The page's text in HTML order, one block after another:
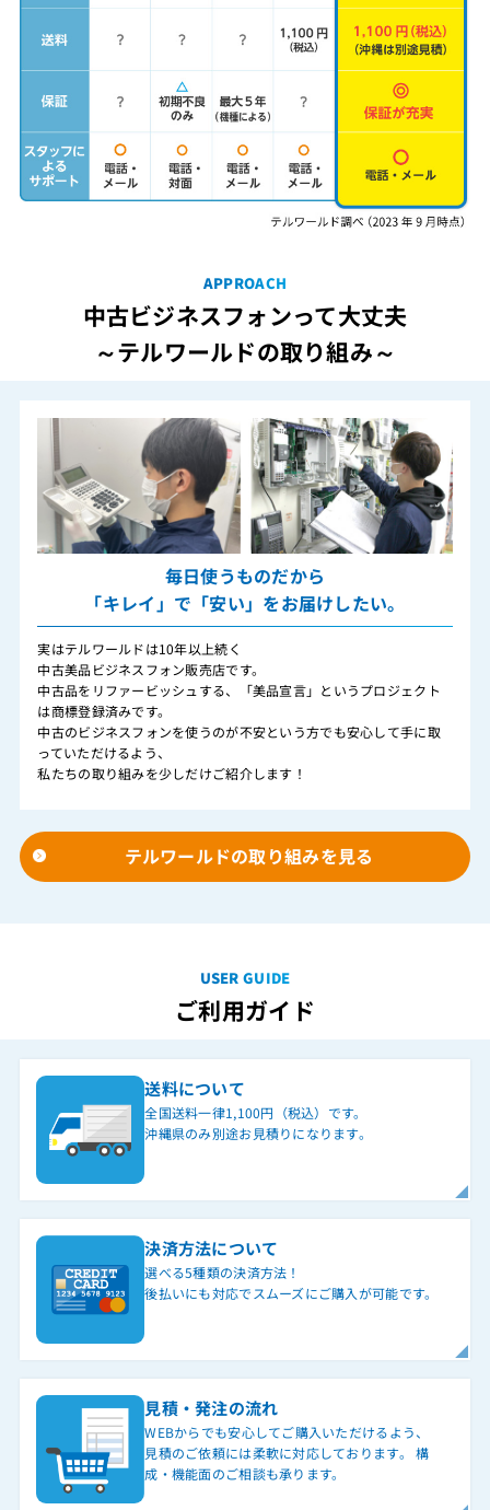
APPROACH
中古ビジネスフォンって大丈夫
～テルワールドの取り組み～
毎日使うものだから
「キレイ」で「安い」をお届けしたい。
実はテルワールドは10年以上続く
中古美品ビジネスフォン販売店です。
中古品をリファービッシュする、「美品宣言」というプロジェクト
は商標登録済みです。
中古のビジネスフォンを使うのが不安という方でも安心して手に取
っていただけるよう、
私たちの取り組みを少しだけご紹介します！
テルワールドの取り組みを見る
USER GUIDE
ご利用ガイド
送料について
全国送料一律1,100円（税込）です。
沖縄県のみ別途お見積りになります。
決済方法について
選べる5種類の決済方法！
後払いにも対応でスムーズにご購入が可能です。
見積・発注の流れ
WEBからでも安心してご購入いただけるよう、
見積のご依頼には柔軟に対応しております。 構
成・機能面のご相談も承ります。